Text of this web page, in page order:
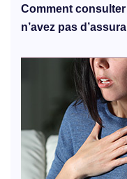
Comment
n’avez pas